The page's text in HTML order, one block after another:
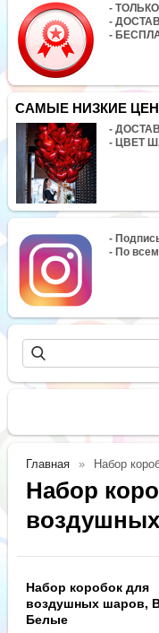
-
-
-
САМЫЕ НИЗКИЕ
-
- ЦВЕТ
-
- По
Главная Набор
Набор
Набор коробок для
воздушных шаров,
Белые